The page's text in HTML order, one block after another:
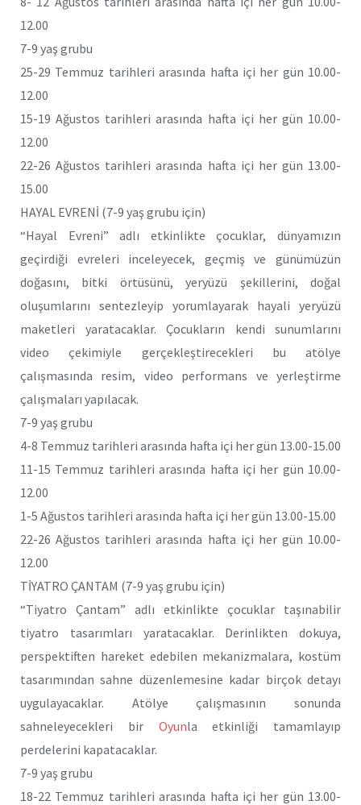
12.00
7-9 yaş grubu
25-29 Temmuz tarihleri arasında hafta içi her gün 10.00-
12.00
15-19 Ağustos tarihleri arasında hafta içi her gün 10.00-
12.00
22-26 Ağustos tarihleri arasında hafta içi her gün 13.00-
15.00
HAYAL EVRENİ (7-9 yaş grubu için)
“Hayal Evreni” adlı etkinlikte çocuklar, dünyamızın
geçirdiği evreleri inceleyecek, geçmiş ve günümüzün
doğasını, bitki örtüsünü, yeryüzü şekillerini, doğal
oluşumlarını sentezleyip yorumlayarak hayali yeryüzü
maketleri yaratacaklar. Çocukların kendi sunumlarını
video çekimiyle gerçekleştirecekleri bu atölye
çalışmasında resim, video performans ve yerleştirme
çalışmaları yapılacak.
7-9 yaş grubu
4-8 Temmuz tarihleri arasında hafta içi her gün 13.00-15.00
11-15 Temmuz tarihleri arasında hafta içi her gün 10.00-
12.00
1-5 Ağustos tarihleri arasında hafta içi her gün 13.00-15.00
22-26 Ağustos tarihleri arasında hafta içi her gün 10.00-
12.00
TİYATRO ÇANTAM (7-9 yaş grubu için)
“Tiyatro Çantam” adlı etkinlikte çocuklar taşınabilir
tiyatro tasarımları yaratacaklar. Derinlikten dokuya,
perspektiften hareket edebilen mekanizmalara, kostüm
tasarımından sahne düzenlemesine kadar birçok detayı
uygulayacaklar. Atölye çalışmasının sonunda
sahneleyecekleri bir Oyunla etkinliği tamamlayıp
perdelerini kapatacaklar.
7-9 yaş grubu
18-22 Temmuz tarihleri arasında hafta içi her gün 13.00-